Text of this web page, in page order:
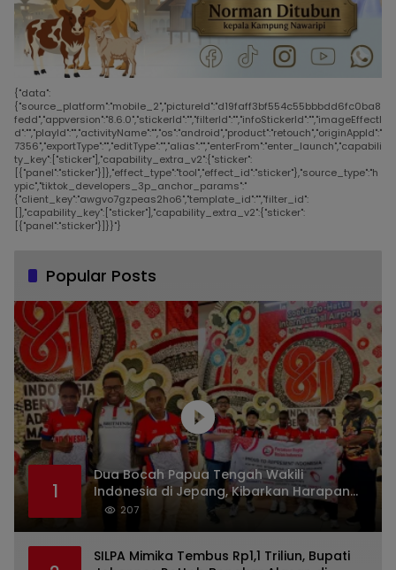
{"data":
{"source_platform":"mobile_2","pictureId":"d19faff3bf554c55bbbdd6fc0ba8
fedd","appversion":"8.6.0","stickerId":"","filterId":"","infoStickerId":"","imageEffectI
d":"","playId":"","activityName":"","os":"android","product":"retouch","originAppId":"
7356","exportType":"","editType":"","alias":"","enterFrom":"enter_launch","capabili
ty_key":["sticker"],"capability_extra_v2":{"sticker":
[{"panel":"sticker"}]},"effect_type":"tool","effect_id":"sticker"},"source_type":"h
ypic","tiktok_developers_3p_anchor_params":"
{"client_key":"awgvo7gzpeas2ho6","template_id":"","filter_id":
[],"capability_key":["sticker"],"capability_extra_v2":{"sticker":
[{"panel":"sticker"}]}}"}
Popular Posts
1
Dua Bocah Papua Tengah Wakili
Indonesia di Jepang, Kibarkan Harapan
dari Mimika ke Panggung Dunia
207
SILPA Mimika Tembus Rp1,1 Triliun, Bupati